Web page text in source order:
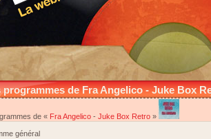
programmes de Fra Angelico - Juke Box
de « Fra Angelico - Juke Box Retro »
général